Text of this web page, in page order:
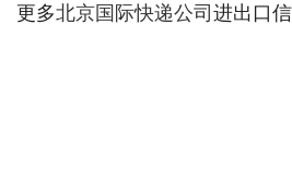
更多北京国际快递公司 进出口